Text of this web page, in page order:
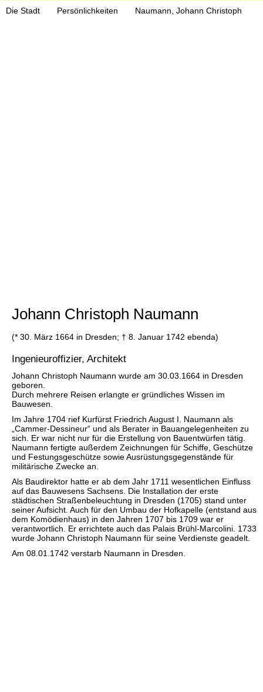
Die Stadt
Persönlichkeiten Naumann, Johann Christoph
Johann Christoph Naumann
(* 30. März 1664 in Dresden; † 8. Januar 1742 ebenda)
Ingenieuroffizier, Architekt
Johann Christoph Naumann wurde am 30.03.1664 in Dresden
geboren.
Durch mehrere Reisen erlangte er gründliches Wissen im
Bauwesen.
Im Jahre 1704 rief Kurfürst Friedrich August I. Naumann als
„Cammer-Dessineur“ und als Berater in Bauangelegenheiten zu
sich. Er war nicht nur für die Erstellung von Bauentwürfen tätig.
Naumann fertigte außerdem Zeichnungen für Schiffe, Geschütze
und Festungsgeschütze sowie Ausrüstungsgegenstände für
militärische Zwecke an.
Als Baudirektor hatte er ab dem Jahr 1711 wesentlichen Einfluss
auf das Bauwesens Sachsens. Die Installation der erste
städtischen Straßenbeleuchtung in Dresden (1705) stand unter
seiner Aufsicht. Auch für den Umbau der Hofkapelle (entstand aus
dem Komödienhaus) in den Jahren 1707 bis 1709 war er
verantwortlich. Er errichtete auch das Palais Brühl-Marcolini. 1733
wurde Johann Christoph Naumann für seine Verdienste geadelt.
Am 08.01.1742 verstarb Naumann in Dresden.